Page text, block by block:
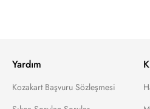
Yardım
Kozakart Başvuru Sözleşmesi